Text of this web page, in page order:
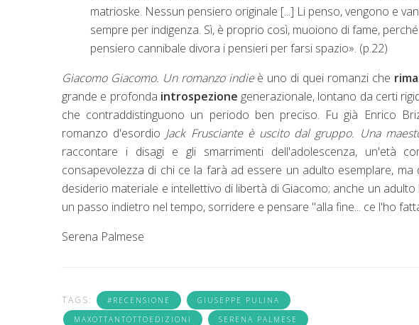
matrioske. Nessun pensiero originale [...] Li penso, vengono e
sempre per indigenza. Sì, è proprio così, muoiono di fame,
pensiero cannibale divora i pensieri per farsi spazio». (p.22)
Giacomo Giacomo. Un romanzo indieè uno di quei romanzi che
grande e profonda introspezione generazionale, lontano da certi
che contraddistinguono un periodo ben preciso. Fu già Enrico
romanzo d'esordio Jack Frusciante è uscito dal gruppo. Una
raccontare i disagi e gli smarrimenti dell'adolescenza, un'età
consapevolezza di chi ce la farà ad essere un adulto esemplare,
desiderio materiale e intellettivo di libertà di Giacomo; anche un
un passo indietro nel tempo, sorridere e pensare "alla fine... ce l'ho
Serena Palmese
TAGS: #RECENSIONE
GIUSEPPE PULINA
MAXOTTANTOTTOEDIZIONI
SERENA PALMESE